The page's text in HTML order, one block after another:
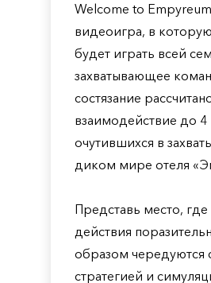
Welcome to
видеоигра, в
будет играть всей
захватывающее
состязание
взаимодействие до 4
очутившихся в
диком мире отеля
Представь место, где
действия
образом чередуются
стратегией и